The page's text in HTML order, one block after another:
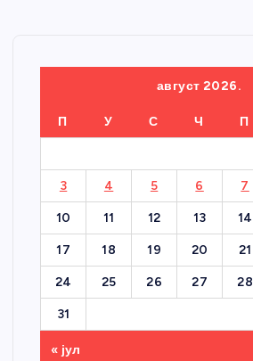
август 2026.
П У С Ч П
3 4 5 6 7
10 11 12 13 14
17 18 19 20 21
24 25 26 27 28
31
« јул